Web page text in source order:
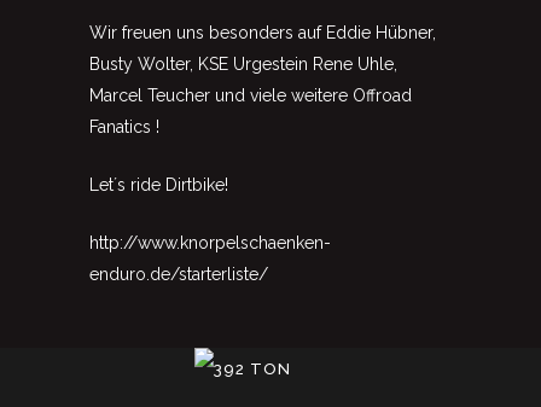
Wir freuen uns besonders auf Eddie Hübner,
Busty Wolter, KSE Urgestein Rene Uhle,
Marcel Teucher und viele weitere Offroad
Fanatics !
Let´s ride Dirtbike!
http://www.knorpelschaenken-
enduro.de/starterliste/